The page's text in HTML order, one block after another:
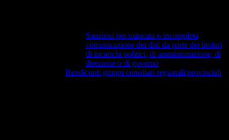
Sanzioni per mancata o incompleta
comunicazione dei dati da parte dei titolari
di incarichi politici, di amministrazione, di
direzione o di governo
Rendiconti gruppi consiliari regionali/provinciali